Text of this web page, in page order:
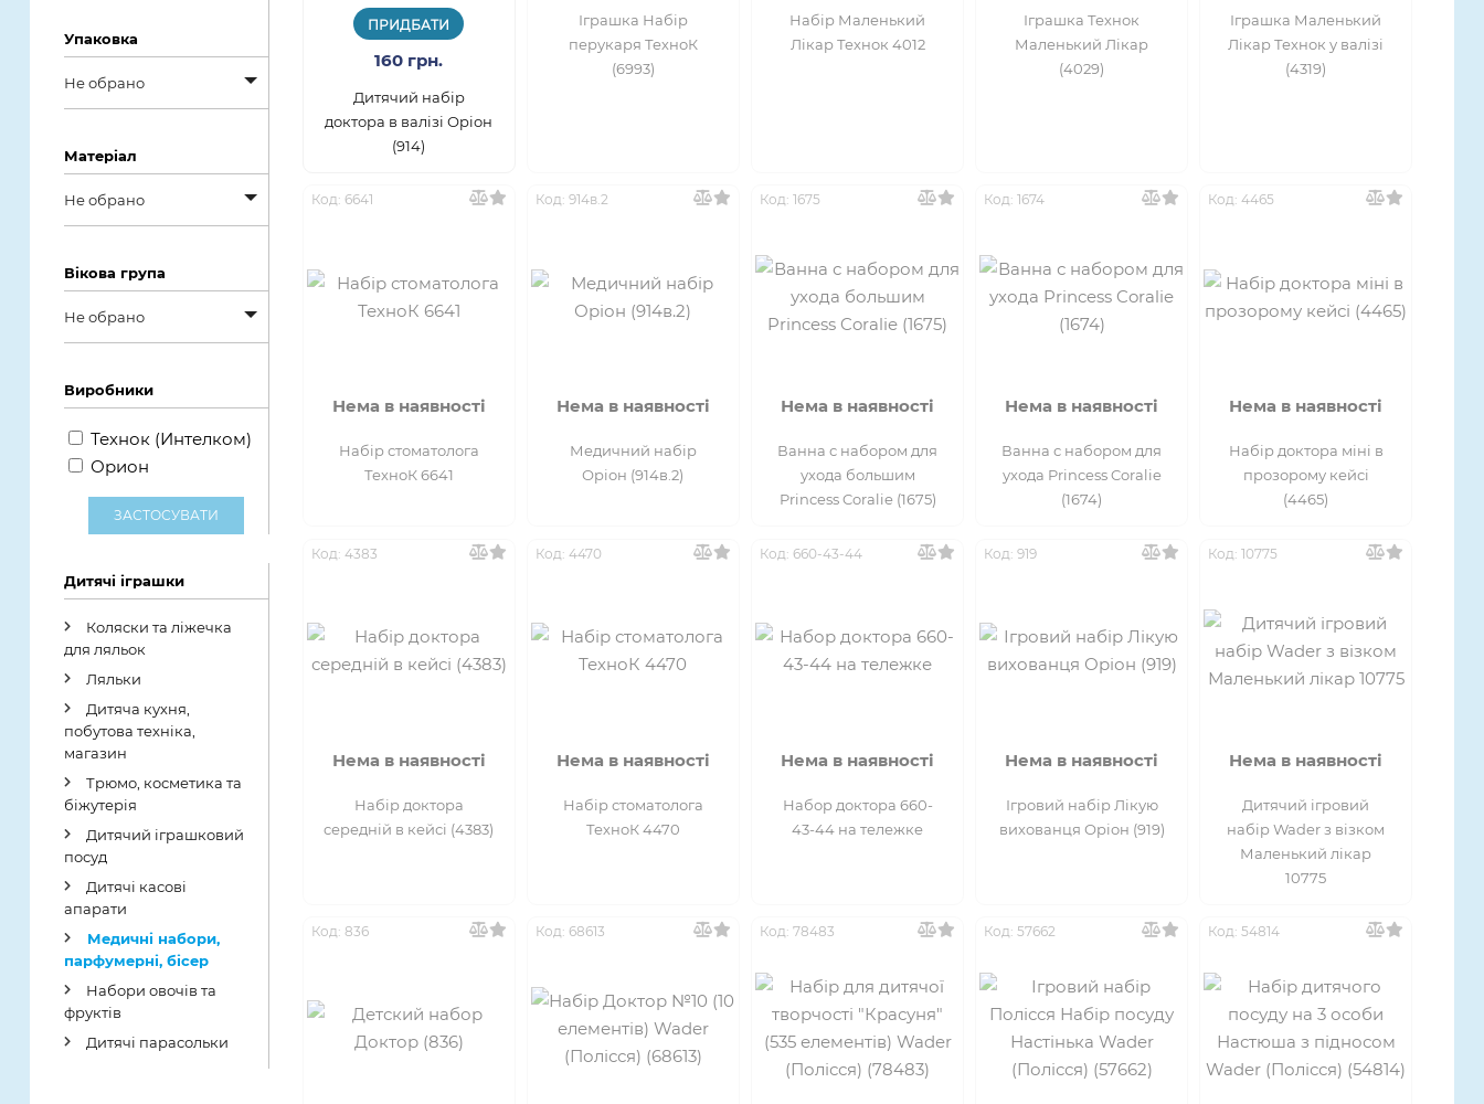
контейнер
Полиэтиленовая
Сетка
Сумка
ПВХ
Пенопласт
Тарпаулин
14 днів
Упаковка
Не обрано
без упаковки
Картона коробка
Контейнер
поліетиленовий
пакет
сетка
сумка
Матеріал
Не обрано
EVA
Гума
Метал
ПВХ
Пінопласт
Пластик
Пластик + Текстиль
Пластик+Метал
Поліестер
Полімерні
Матеріали
Текстиль
Вікова група
Не обрано
від 10років
від 11 років
від 12років
від 1х року
від 3х років
від 4 років
від 5 років
від 6 років
від 7 років
від 8 років
від 9 років
Виробники
Технок (Интелком)
Орион
ЗАСТОСУВАТИ
Дитячі іграшки
Коляски та ліжечка
для ляльок
Ляльки
Дитяча кухня,
побутова техніка,
магазин
Трюмо, косметика та
біжутерія
Дитячий іграшковий
посуд
Дитячі касові
апарати
Медичні набори,
парфумерні, бісер
Набори овочів та
фруктів
Дитячі парасольки
ПРИДБАТИ
160 грн.
Дитячий набір
доктора в валізі Оріон
(914)
Іграшка Набір
перукаря ТехноК
(6993)
Набір Маленький
Лікар Технок 4012
Іграшка Технок
Маленький Лікар
(4029)
Іграшка Маленький
Лікар Технок у валізі
(4319)
Код: 6641
Нема в наявності
Набір стоматолога
ТехноК 6641
Код: 914в.2
Нема в наявності
Медичний набір
Оріон (914в.2)
Код: 1675
Нема в наявності
Ванна с набором для
ухода большим
Princess Coralie (1675)
Код: 1674
Нема в наявності
Ванна с набором для
ухода Princess Coralie
(1674)
Код: 4465
Нема в наявності
Набір доктора міні в
прозорому кейсі
(4465)
Код: 4383
Нема в наявності
Набір доктора
середній в кейсі (4383)
Код: 4470
Нема в наявності
Набір стоматолога
ТехноК 4470
Код: 660-43-44
Нема в наявності
Набор доктора 660-
43-44 на тележке
Код: 919
Нема в наявності
Ігровий набір Лікую
вихованця Оріон (919)
Код: 10775
Нема в наявності
Дитячий ігровий
набір Wader з візком
Маленький лікар
10775
Код: 836 Код: 68613 Код: 78483 Код: 57662 Код: 54814